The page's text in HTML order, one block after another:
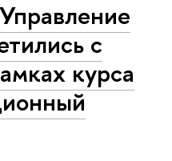
с
курса